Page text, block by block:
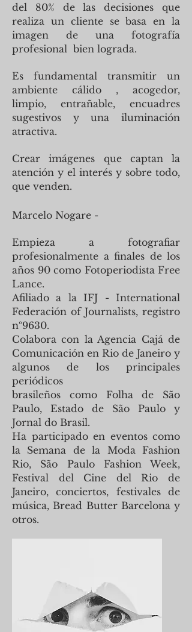
del 80% de las decisiones que
realiza un cliente se basa en la
imagen de una fotografía
profesional bien lograda.
Es fundamental transmitir un
ambiente cálido , acogedor,
limpio, entrañable, encuadres
sugestivos y una iluminación
atractiva.
Crear imágenes que captan la
atención y el interés y sobre todo,
que venden.
Marcelo Nogare -
Empieza a fotografiar
profesionalmente a finales de los
años 90 como Fotoperiodista Free
Lance.
Afiliado a la IFJ - International
Federación of Journalists, registro
nº9630.
Colabora con la Agencia Cajá de
Comunicación en Rio de Janeiro y
algunos de los principales
periódicos
brasileños como Folha de São
Paulo, Estado de São Paulo y
Jornal do Brasil.
Ha participado en eventos como
la Semana de la Moda Fashion
Rio, São Paulo Fashion Week,
Festival del Cine del Rio de
Janeiro, conciertos, festivales de
música, Bread Butter Barcelona y
otros.